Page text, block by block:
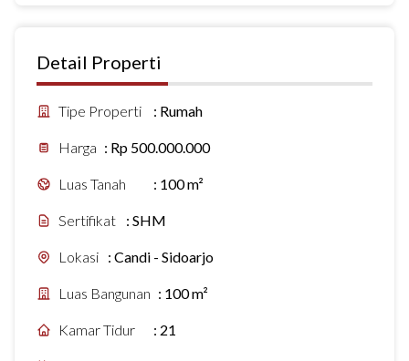
Detail Properti
Tipe Properti : Rumah
Harga : Rp 500.000.000
Luas Tanah : 100 m²
Sertifikat : SHM
Lokasi : Candi - Sidoarjo
Luas Bangunan : 100 m²
Kamar Tidur : 21